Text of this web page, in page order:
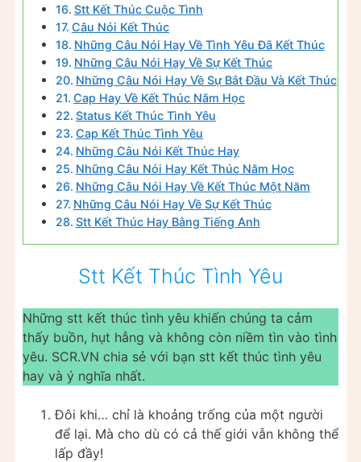
Stt Kết Thúc Cuộc Tình
Câu Nói Kết Thúc
Những Câu Nói Hay Về Tình Yêu Đã Kết Thúc
Những Câu Nói Hay Về Sự Kết Thúc
Những Câu Nói Hay Về Sự Bắt Đầu Và Kết Thúc
Cap Hay Về Kết Thúc Năm Học
Status Kết Thúc Tình Yêu
Cap Kết Thúc Tình Yêu
Những Câu Nói Kết Thúc Hay
Những Câu Nói Hay Kết Thúc Năm Học
Những Câu Nói Hay Về Kết Thúc Một Năm
Những Câu Nói Hay Về Sự Kết Thúc
Stt Kết Thúc Hay Bằng Tiếng Anh
Stt Kết Thúc Tình Yêu
Những stt kết thúc tình yêu khiến chúng ta cảm
thấy buồn, hụt hẫng và không còn niềm tìn vào tình
yêu. SCR.VN chia sẻ với bạn stt kết thúc tình yêu
hay và ý nghĩa nhất.
Đôi khi… chỉ là khoảng trống của một người
để lại. Mà cho dù có cả thế giới vẫn không thể
lấp đầy!